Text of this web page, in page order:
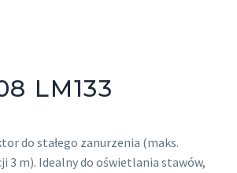
LM133
do stałego zanurzenia (maks.
3 m). Idealny do oświetlania stawów,